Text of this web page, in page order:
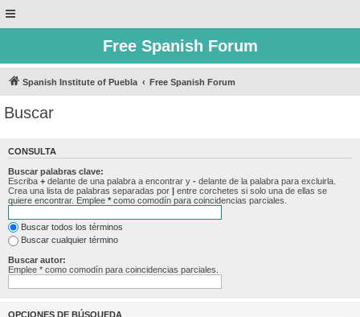
Free Spanish Forum
Spanish Institute of Puebla Free Spanish Forum
Buscar
CONSULTA
Buscar palabras clave:
Escriba + delante de una palabra a encontrar y - delante de la palabra para excluirla.
Crea una lista de palabras separadas por | entre corchetes si solo una de ellas se
quiere encontrar. Emplee * como comodín para coincidencias parciales.
Buscar todos los términos
Buscar cualquier término
Buscar autor:
Emplee * como comodín para coincidencias parciales.
OPCIONES DE BÚSQUEDA